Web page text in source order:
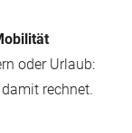
oder Urlaub:
rechnet.